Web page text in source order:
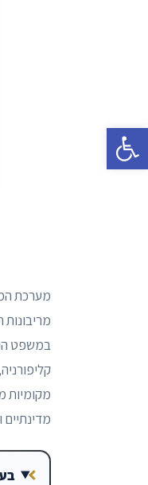
פתח סרגל נגישות
מערכת
במשפט
מקומיות
מדינתיים